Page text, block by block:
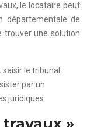
le locataire peut
départementale de
trouver une solution
le tribunal
par un
juridiques.
»